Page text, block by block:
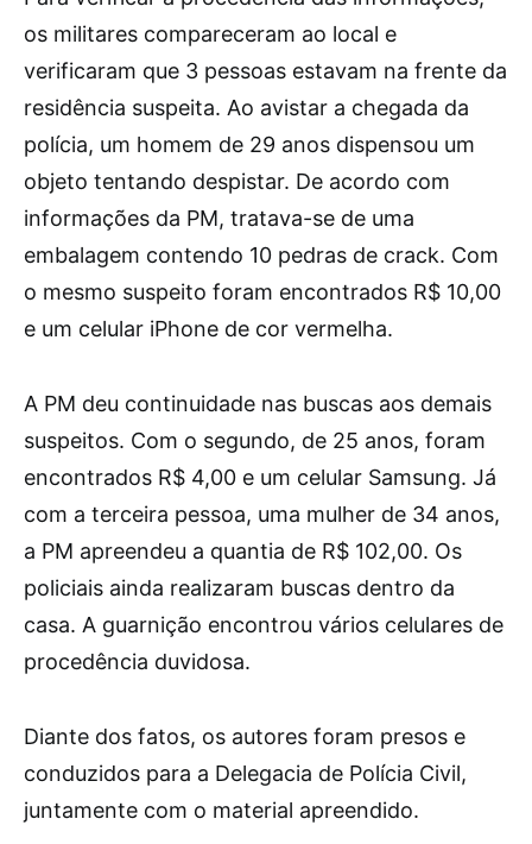
os militares compareceram ao local e
verificaram que 3 pessoas estavam na frente da
residência suspeita. Ao avistar a chegada da
polícia, um homem de 29 anos dispensou um
objeto tentando despistar. De acordo com
informações da PM, tratava-se de uma
embalagem contendo 10 pedras de crack. Com
o mesmo suspeito foram encontrados R$ 10,00
e um celular iPhone de cor vermelha.
A PM deu continuidade nas buscas aos demais
suspeitos. Com o segundo, de 25 anos, foram
encontrados R$ 4,00 e um celular Samsung. Já
com a terceira pessoa, uma mulher de 34 anos,
a PM apreendeu a quantia de R$ 102,00. Os
policiais ainda realizaram buscas dentro da
casa. A guarnição encontrou vários celulares de
procedência duvidosa.
Diante dos fatos, os autores foram presos e
conduzidos para a Delegacia de Polícia Civil,
juntamente com o material apreendido.